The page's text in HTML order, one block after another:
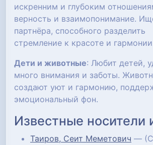
искренним и глубоким
верность и взаимопонимание.
партнёра, способного разделить
стремление к красоте и
Дети и животные: Любит детей,
много внимания и заботы.
создают уют и гармонию,
эмоциональный фон.
Известные носители
Таиров, Сеит Меметович —